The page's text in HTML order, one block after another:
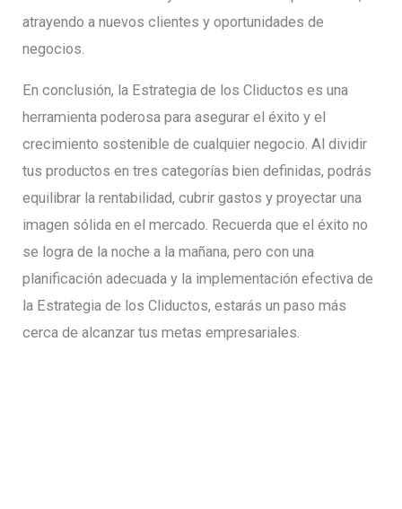
atrayendo a nuevos clientes y oportunidades de
negocios.
En conclusión, la Estrategia de los Cliductos es una
herramienta poderosa para asegurar el éxito y el
crecimiento sostenible de cualquier negocio. Al dividir
tus productos en tres categorías bien definidas, podrás
equilibrar la rentabilidad, cubrir gastos y proyectar una
imagen sólida en el mercado. Recuerda que el éxito no
se logra de la noche a la mañana, pero con una
planificación adecuada y la implementación efectiva de
la Estrategia de los Cliductos, estarás un paso más
cerca de alcanzar tus metas empresariales.